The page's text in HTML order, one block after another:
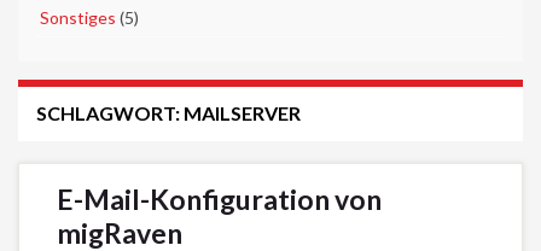
Sonstiges (5)
SCHLAGWORT: MAILSERVER
E-Mail-Konfiguration von
migRaven